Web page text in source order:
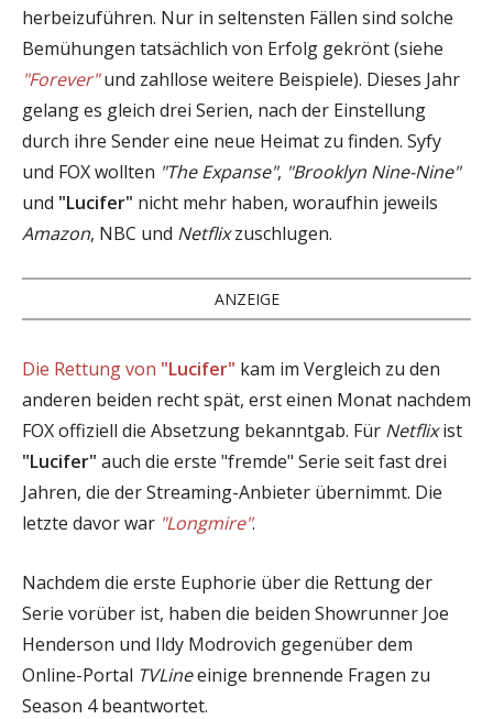
herbeizuführen. Nur in seltensten Fällen sind solche
Bemühungen tatsächlich von Erfolg gekrönt (siehe
"Forever"und zahllose weitere Beispiele). Dieses Jahr
gelang es gleich drei Serien, nach der Einstellung
durch ihre Sender eine neue Heimat zu finden. Syfy
und FOX wollten "The Expanse", "Brooklyn Nine-Nine"
und "Lucifer" nicht mehr haben, woraufhin jeweils
Amazon, NBC und Netflixzuschlugen.
ANZEIGE
Die Rettung von "Lucifer" kam im Vergleich zu den
anderen beiden recht spät, erst einen Monat nachdem
FOX offiziell die Absetzung bekanntgab. Für Netflixist
"Lucifer" auch die erste "fremde" Serie seit fast drei
Jahren, die der Streaming-Anbieter übernimmt. Die
letzte davor war "Longmire".
Nachdem die erste Euphorie über die Rettung der
Serie vorüber ist, haben die beiden Showrunner Joe
Henderson und Ildy Modrovich gegenüber dem
Online-Portal TVLineeinige brennende Fragen zu
Season 4 beantwortet.